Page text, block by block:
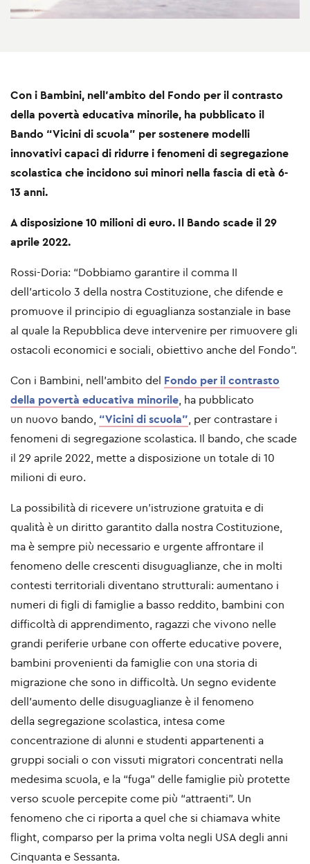
Con i Bambini, nell’ambito del Fondo per il contrasto
della povertà educativa minorile, ha pubblicato il
Bando “Vicini di scuola” per sostenere modelli
innovativi capaci di ridurre i fenomeni di segregazione
scolastica che incidono sui minori nella fascia di età 6-
13 anni.
A disposizione 10 milioni di euro. Il Bando scade il 29
aprile 2022.
Rossi-Doria: “Dobbiamo garantire il comma II
dell’articolo 3 della nostra Costituzione, che difende e
promuove il principio di eguaglianza sostanziale in base
al quale la Repubblica deve intervenire per rimuovere gli
ostacoli economici e sociali, obiettivo anche del Fondo”.
Con i Bambini, nell’ambito del Fondo per il contrasto
della povertà educativa minorile , ha pubblicato
un nuovo bando, “Vicini di scuola” , per contrastare i
fenomeni di segregazione scolastica. Il bando, che scade
il 29 aprile 2022, mette a disposizione un totale di 10
milioni di euro.
La possibilità di ricevere un’istruzione gratuita e di
qualità è un diritto garantito dalla nostra Costituzione,
ma è sempre più necessario e urgente affrontare il
fenomeno delle crescenti disuguaglianze, che in molti
contesti territoriali diventano strutturali: aumentano i
numeri di figli di famiglie a basso reddito, bambini con
difficoltà di apprendimento, ragazzi che vivono nelle
grandi periferie urbane con offerte educative povere,
bambini provenienti da famiglie con una storia di
migrazione che sono in difficoltà. Un segno evidente
dell’aumento delle disuguaglianze è il fenomeno
della segregazione scolastica, intesa come
concentrazione di alunni e studenti appartenenti a
gruppi sociali o con vissuti migratori concentrati nella
medesima scuola, e la “fuga” delle famiglie più protette
verso scuole percepite come più “attraenti”. Un
fenomeno che ci riporta a quel che si chiamava white
flight, comparso per la prima volta negli USA degli anni
Cinquanta e Sessanta.